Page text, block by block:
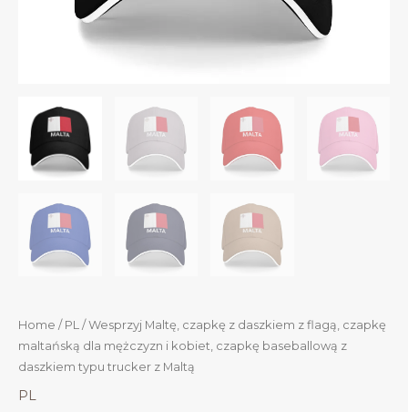
Home / PL / Wesprzyj Maltę, czapkę z daszkiem z flagą, czapkę
maltańską dla mężczyzn i kobiet, czapkę baseballową z
daszkiem typu trucker z Maltą
PL